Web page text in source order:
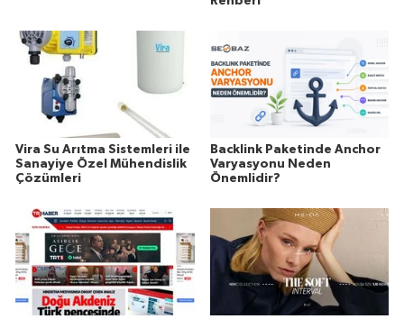
Vira Su Arıtma Sistemleri ile
Sanayiye Özel Mühendislik
Çözümleri
Backlink Paketinde Anchor
Varyasyonu Neden
Önemlidir?